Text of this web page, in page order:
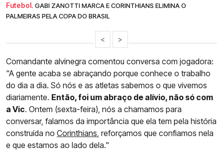
Futebol. GABI ZANOTTI MARCA E CORINTHIANS ELIMINA O
PALMEIRAS PELA COPA DO BRASIL
< >
Comandante alvinegra comentou conversa com jogadora:
"A gente acaba se abraçando porque conhece o trabalho
do dia a dia. Só nós e as atletas sabemos o que vivemos
diariamente. Então, foi um abraço de alívio, não só com
a Vic. Ontem (sexta-feira), nós a chamamos para
conversar, falamos da importância que ela tem pela história
construída no Corinthians , reforçamos que confiamos nela
e que estamos ao lado dela."